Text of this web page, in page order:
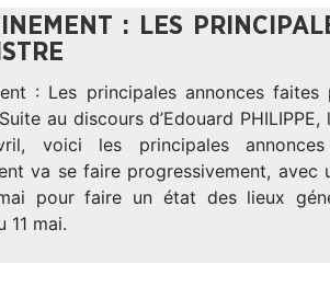
: LES
: Les principales annonces
au discours d’Edouard PHILIPPE,
voici les principales
va se faire progressivement, avec
pour faire un état des lieux
11 mai.